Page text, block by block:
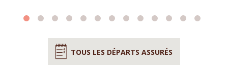
TOUS LES DÉPARTS ASSURÉS